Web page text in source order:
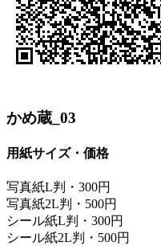
かめ蔵_03
用紙サイズ・価格
写真紙L判・300円
写真紙2L判・500円
シール紙L判・300円
シール紙2L判・500円